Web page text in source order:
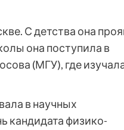
С детства она
она поступила в
(МГУ), где
в научных
кандидата физико-